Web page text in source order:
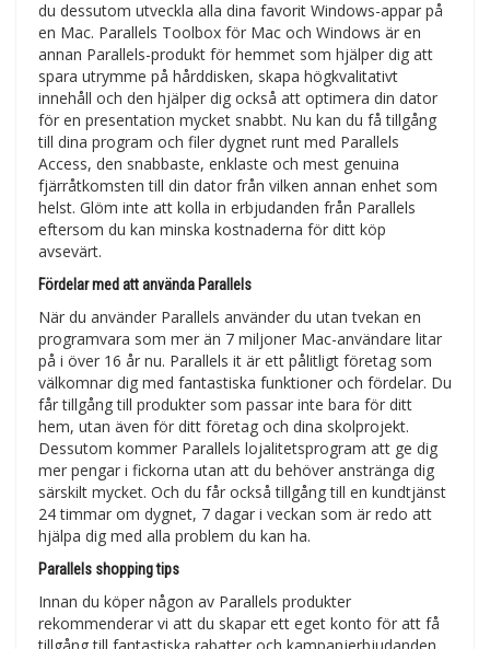
du dessutom utveckla alla dina favorit Windows-appar på
en Mac. Parallels Toolbox för Mac och Windows är en
annan Parallels-produkt för hemmet som hjälper dig att
spara utrymme på hårddisken, skapa högkvalitativt
innehåll och den hjälper dig också att optimera din dator
för en presentation mycket snabbt. Nu kan du få tillgång
till dina program och filer dygnet runt med Parallels
Access, den snabbaste, enklaste och mest genuina
fjärråtkomsten till din dator från vilken annan enhet som
helst. Glöm inte att kolla in erbjudanden från Parallels
eftersom du kan minska kostnaderna för ditt köp
avsevärt.
Fördelar med att använda Parallels
När du använder Parallels använder du utan tvekan en
programvara som mer än 7 miljoner Mac-användare litar
på i över 16 år nu. Parallels it är ett pålitligt företag som
välkomnar dig med fantastiska funktioner och fördelar. Du
får tillgång till produkter som passar inte bara för ditt
hem, utan även för ditt företag och dina skolprojekt.
Dessutom kommer Parallels lojalitetsprogram att ge dig
mer pengar i fickorna utan att du behöver anstränga dig
särskilt mycket. Och du får också tillgång till en kundtjänst
24 timmar om dygnet, 7 dagar i veckan som är redo att
hjälpa dig med alla problem du kan ha.
Parallels shopping tips
Innan du köper någon av Parallels produkter
rekommenderar vi att du skapar ett eget konto för att få